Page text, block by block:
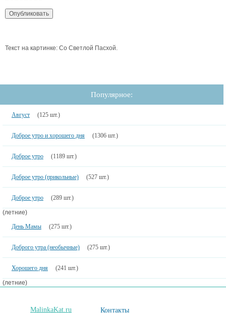
Текст на картинке: Со Светлой Пасхой.
Популярное:
Август (125 шт.)
Доброе утро и хорошего дня (1306 шт.)
Доброе утро (1189 шт.)
Доброе утро (прикольные) (527 шт.)
Доброе утро (289 шт.)
(летние)
День Мамы
(275 шт.)
Доброго утра (необычные) (275 шт.)
Хорошего дня (241 шт.)
(летние)
MalinkaKat.ru Контакты